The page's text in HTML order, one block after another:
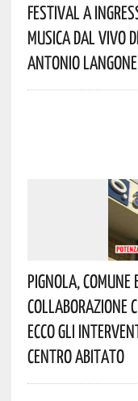
Festival A
Musica Dal Vivo
Antonio
Pignola,
Collaborazione
Ecco Gli
Centro Abitato